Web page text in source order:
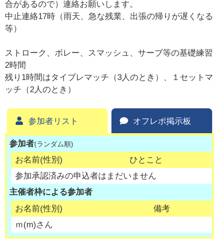
合があるので）連絡お願いします。
中止連絡17時（雨天、急な残業、出張の帰りが遅くなる
等）
ストローク、ボレー、スマッシュ、サーブ等の基礎練習
2時間
残り1時間はタイブレマッチ（3人のとき）、１セットマ
ッチ（2人のとき）
参加者リスト オフレポ掲示板
参加者(ランダム順)
お名前(性別)
ひとこと
参加承認済みの申込者はまだいません
主催者枠による参加者
お名前(性別)
備考
ｍ(m)さん